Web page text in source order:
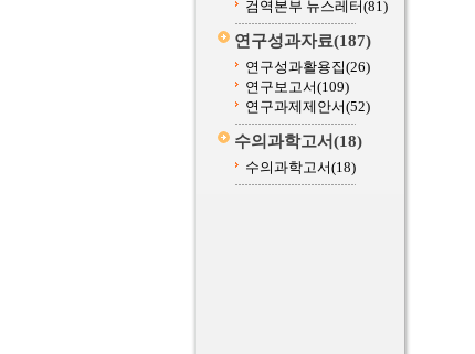
검역본부 뉴스레터(81)
연구성과자료(187)
연구성과활용집(26)
연구보고서(109)
연구과제제안서(52)
수의과학고서(18)
수의과학고서(18)